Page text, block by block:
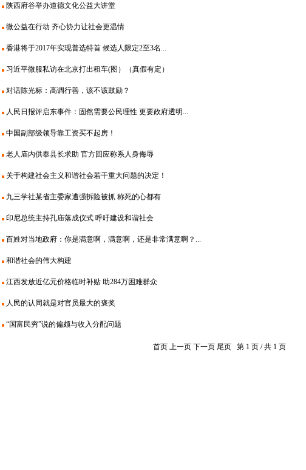
陕西府谷举办道德文化公益大讲堂
微公益在行动 齐心协力让社会更温情
香港将于2017年实现普选特首 候选人限定2至3名...
习近平微服私访在北京打出租车(图）（真假有定）
对话陈光标：高调行善，该不该鼓励？
人民日报评启东事件：固然需要公民理性 更要政府透明...
中国副部级领导靠工资买不起房！
老人庙内供奉县长求助 官方回应称系人身侮辱
关于构建社会主义和谐社会若干重大问题的决定！
九三学社某省主委家遭强拆险被抓 称死的心都有
印尼总统主持孔庙落成仪式 呼吁建设和谐社会
百姓对当地政府：你是满意啊，满意啊，还是非常满意啊？...
和谐社会的伟大构建
江西发放近亿元价格临时补贴 助284万困难群众
人民的认同就是对官员最大的褒奖
“国富民穷”说的偏颇与收入分配问题
首页 上一页 下一页 尾页 第 1 页 / 共 1 页